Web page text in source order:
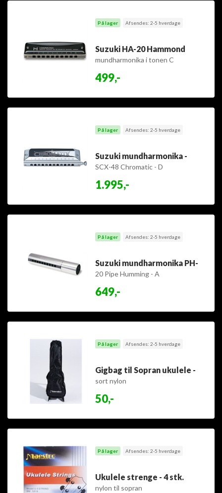
På lager Afsendes: 2-5 hverdage
Suzuki HA-20 Hammond
mundharmonika i tonen C
499,-
På lager Afsendes: 2-5 hverdage
Suzuki mundharmonika -
SCX-48 Chromatic - D
1.995,-
På lager Afsendes: 2-5 hverdage
Suzuki mundharmonika PH-
20 Pipe Humming - A
649,-
På lager Afsendes: 2-5 hverdage
Gigbag til Sopran ukulele -
sort nylon
50,-
På lager Afsendes: 2-5 hverdage
Ukulele strenge - 4 stk.
nylon til sopran